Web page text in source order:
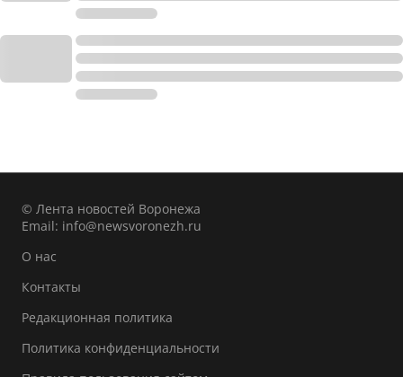
© Лента новостей Воронежа
Email: info@newsvoronezh.ru
О нас
Контакты
Редакционная политика
Политика конфиденциальности